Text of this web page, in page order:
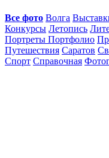
Все фото Волга
Конкурсы Летопись
Портреты Портфолио
Путешествия Саратов
Спорт Справочная